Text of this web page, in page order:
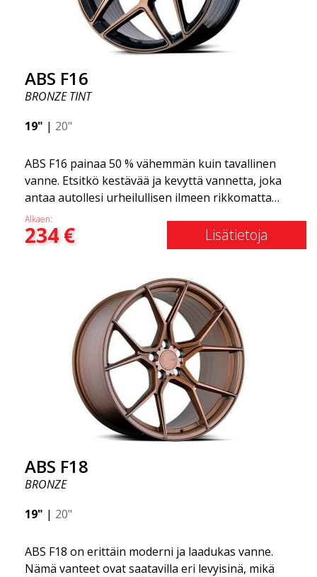
ABS F16
BRONZE TINT
19" | 20"
ABS F16 painaa 50 % vähemmän kuin tavallinen
vanne. Etsitkö kestävää ja kevyttä vannetta, joka
antaa autollesi urheilullisen ilmeen rikkomatta
pankkia? ABS F16 on oma yrityksemme tarjota
laatutietoisille asiakkaille vanne, joka hyötyy
uusimmista materiaalien ja tuotannon
jossa kehitys etenee nopeasti, ja ABS F16 on
todellakin eturintamassa!
Alkaen:
234€ Lisätietoja
ABS F18
BRONZE
19" | 20"
ABS F18 on erittäin moderni ja laadukas vanne.
Nämä vanteet ovat saatavilla eri levyisinä, mikä